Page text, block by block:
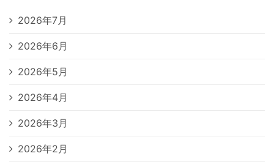
2026年7月
2026年6月
2026年5月
2026年4月
2026年3月
2026年2月